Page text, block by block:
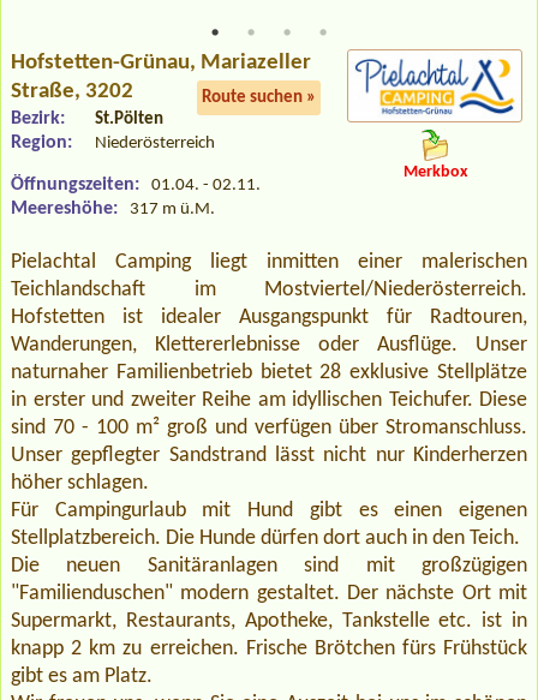
Hofstetten-Grünau, Mariazeller
Straße, 3202
Route suchen »
Bezirk: St.Pölten
Region: Niederösterreich
Öffnungszeiten: 01.04. - 02.11.
Meereshöhe: 317 m ü.M.
Merkbox
Pielachtal Camping liegt inmitten einer malerischen
Teichlandschaft im Mostviertel/Niederösterreich.
Hofstetten ist idealer Ausgangspunkt für Radtouren,
Wanderungen, Klettererlebnisse oder Ausflüge. Unser
naturnaher Familienbetrieb bietet 28 exklusive Stellplätze
in erster und zweiter Reihe am idyllischen Teichufer. Diese
sind 70 - 100 m² groß und verfügen über Stromanschluss.
Unser gepflegter Sandstrand lässt nicht nur Kinderherzen
höher schlagen.
Für Campingurlaub mit Hund gibt es einen eigenen
Stellplatzbereich. Die Hunde dürfen dort auch in den Teich.
Die neuen Sanitäranlagen sind mit großzügigen
"Familienduschen" modern gestaltet. Der nächste Ort mit
Supermarkt, Restaurants, Apotheke, Tankstelle etc. ist in
knapp 2 km zu erreichen. Frische Brötchen fürs Frühstück
gibt es am Platz.